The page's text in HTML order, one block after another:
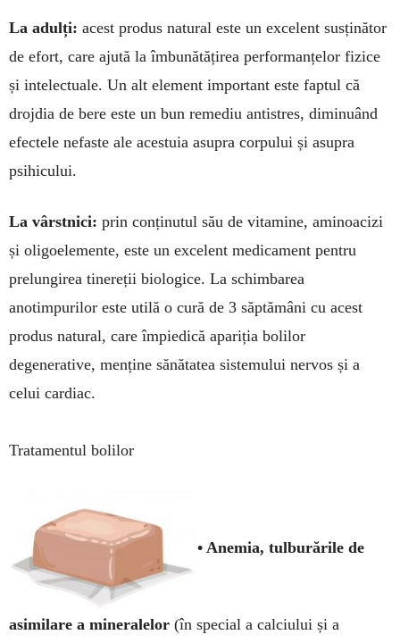
La adulți: acest produs natural este un excelent sus­ținător
de efort, care ajută la îmbunătățirea per­for­­manțelor fizice
și intelectuale. Un alt element im­por­tant este faptul că
drojdia de bere este un bun remediu antistres, diminuând
efectele nefaste ale acestuia asupra corpului și asupra
psihicului.
La vârstnici: prin con­ținutul său de vitamine, aminoacizi
și oligoele­men­te, este un excelent medicament pentru
prelun­girea tinereții biologice. La schimbarea
anotimpurilor este utilă o cură de 3 săptămâni cu acest
produs natu­ral, care împiedică apariția bolilor
degenerative, men­ține sănătatea siste­mului nervos și a
celui cardiac.
Tratamentul bolilor
• Anemia, tulburările de
asimilare a mi­ne­ra­lelor (în special a calciului și a